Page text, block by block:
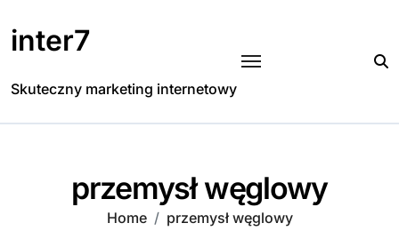
to
content
inter7
Skuteczny marketing internetowy
przemysł węglowy
Home przemysł węglowy